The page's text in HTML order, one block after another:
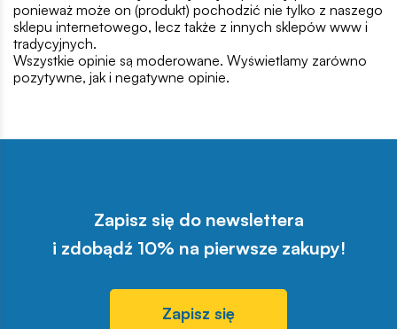
ponieważ może on (produkt) pochodzić nie tylko z naszego
sklepu internetowego, lecz także z innych sklepów www i
tradycyjnych.
Wszystkie opinie są moderowane. Wyświetlamy zarówno
pozytywne, jak i negatywne opinie.
Zapisz się do newslettera
i zdobądź 10% na pierwsze zakupy!
Zapisz się